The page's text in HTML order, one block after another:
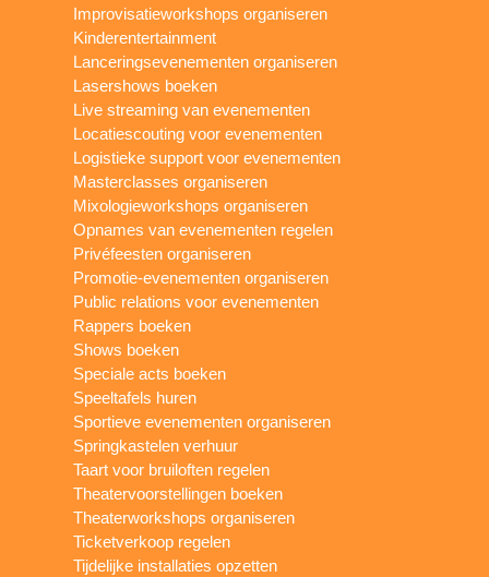
Improvisatieworkshops organiseren
Kinderentertainment
Lanceringsevenementen organiseren
Lasershows boeken
Live streaming van evenementen
Locatiescouting voor evenementen
Logistieke support voor evenementen
Masterclasses organiseren
Mixologieworkshops organiseren
Opnames van evenementen regelen
Privéfeesten organiseren
Promotie-evenementen organiseren
Public relations voor evenementen
Rappers boeken
Shows boeken
Speciale acts boeken
Speeltafels huren
Sportieve evenementen organiseren
Springkastelen verhuur
Taart voor bruiloften regelen
Theatervoorstellingen boeken
Theaterworkshops organiseren
Ticketverkoop regelen
Tijdelijke installaties opzetten